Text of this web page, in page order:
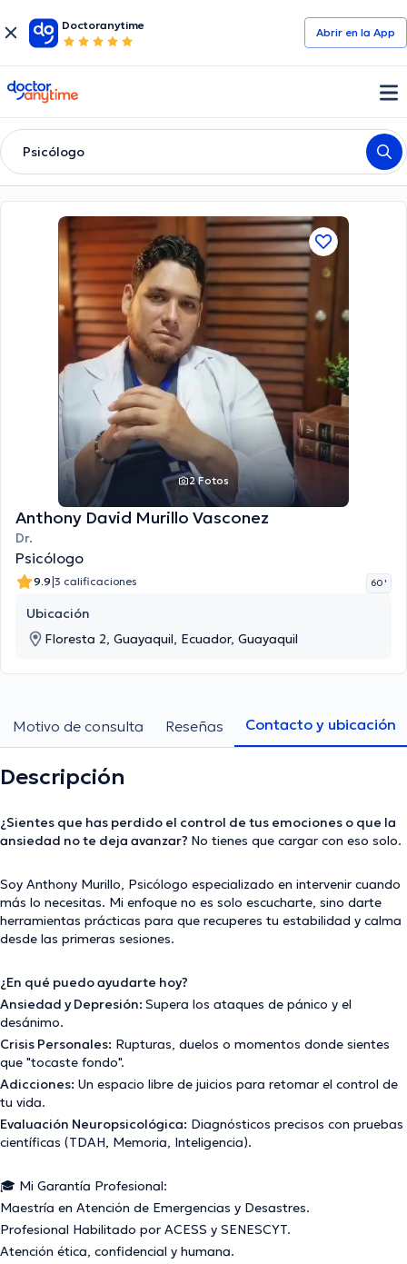
Doctoranytime
Abrir en la App
doctoranytime
Psicólogo
2 Fotos
Anthony David Murillo Vasconez
Dr.
Psicólogo
9.9|3 calificaciones 60 '
Ubicación
Floresta 2, Guayaquil, Ecuador, Guayaquil
Motivo de consulta Reseñas Contacto y ubicación
Descripción
¿Sientes que has perdido el control de tus emociones o que la
ansiedad no te deja avanzar? No tienes que cargar con eso solo.
​Soy Anthony Murillo, Psicólogo especializado en intervenir cuando
más lo necesitas. Mi enfoque no es solo escucharte, sino darte
herramientas prácticas para que recuperes tu estabilidad y calma
desde las primeras sesiones.
​¿En qué puedo ayudarte hoy?
​Ansiedad y Depresión: Supera los ataques de pánico y el
desánimo.
Crisis Personales: Rupturas, duelos o momentos donde sientes
que "tocaste fondo".
​Adicciones: Un espacio libre de juicios para retomar el control de
tu vida.
​Evaluación Neuropsicológica: Diagnósticos precisos con pruebas
científicas (TDAH, Memoria, Inteligencia).
​🎓 Mi Garantía Profesional:
​Maestría en Atención de Emergencias y Desastres.
​Profesional Habilitado por ACESS y SENESCYT.
​Atención ética, confidencial y humana.